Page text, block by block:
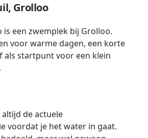
Grolloo
is een zwemplek bij Grolloo.
voor warme dagen, een korte
als startpunt voor een klein
de actuele
voordat je het water in gaat.